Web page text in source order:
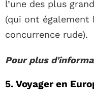
l’une des plus
(qui ont également
concurrence rude).
Pour plus
5. Voyager en